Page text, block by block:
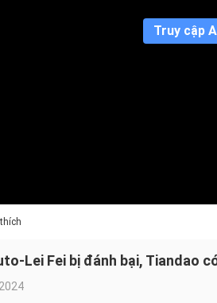
Truy cập
Lei Fei bị đánh bại, Tiandao